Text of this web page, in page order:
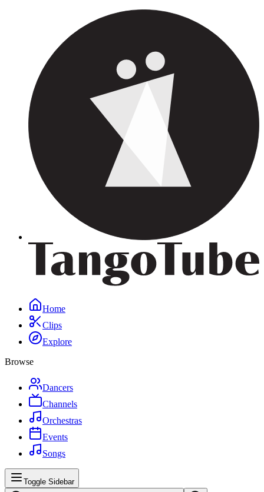
Home
Clips
Explore
Browse
Dancers
Channels
Orchestras
Events
Songs
Toggle Sidebar